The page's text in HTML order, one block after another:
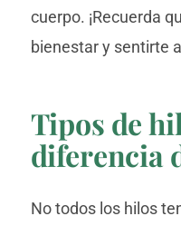
cuerpo. ¡Recuerda
bienestar y sentirte
Tipos de
diferencia
No todos los hilos